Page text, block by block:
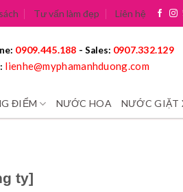
Tư vấn làm đẹp Liên hệ
0909.445.188 - Sales: 0907.332.129
lienhe@myphamanhduong.com
ĐIỂM NƯỚC HOA NƯỚC GIẶT
ty]